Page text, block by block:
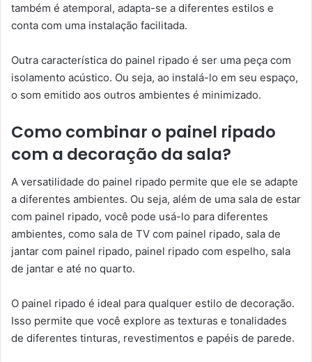
também é atemporal, adapta-se a diferentes estilos e
conta com uma instalação facilitada.
Outra característica do painel ripado é ser uma peça com
isolamento acústico. Ou seja, ao instalá-lo em seu espaço,
o som emitido aos outros ambientes é minimizado.
Como combinar o painel ripado
com a decoração da sala?
A versatilidade do painel ripado permite que ele se adapte
a diferentes ambientes. Ou seja, além de uma sala de estar
com painel ripado, você pode usá-lo para diferentes
ambientes, como sala de TV com painel ripado, sala de
jantar com painel ripado, painel ripado com espelho, sala
de jantar e até no quarto.
O painel ripado é ideal para qualquer estilo de decoração.
Isso permite que você explore as texturas e tonalidades
de diferentes tinturas, revestimentos e papéis de parede.